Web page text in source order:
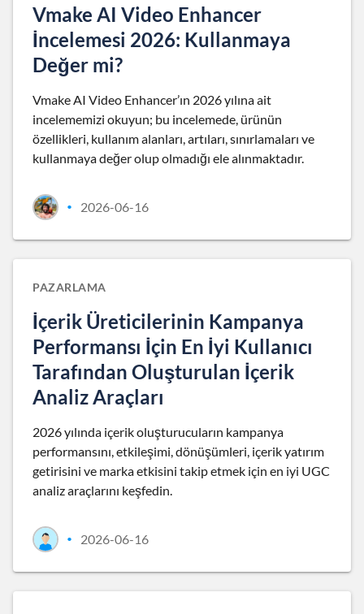
Vmake AI Video Enhancer
İncelemesi 2026: Kullanmaya
Değer mi?
Vmake AI Video Enhancer’ın 2026 yılına ait
incelememizi okuyun; bu incelemede, ürünün
özellikleri, kullanım alanları, artıları, sınırlamaları ve
kullanmaya değer olup olmadığı ele alınmaktadır.
• 2026-06-16
PAZARLAMA
İçerik Üreticilerinin Kampanya
Performansı İçin En İyi Kullanıcı
Tarafından Oluşturulan İçerik
Analiz Araçları
2026 yılında içerik oluşturucuların kampanya
performansını, etkileşimi, dönüşümleri, içerik yatırım
getirisini ve marka etkisini takip etmek için en iyi UGC
analiz araçlarını keşfedin.
• 2026-06-16